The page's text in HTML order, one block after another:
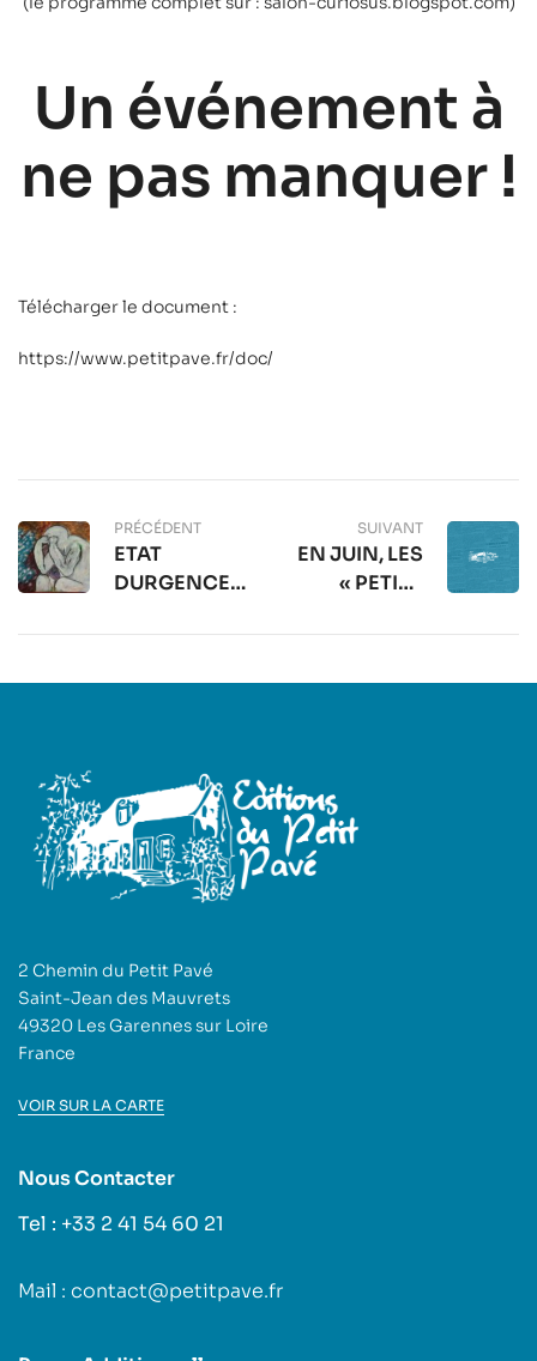
Un événement à
ne pas manquer !
Télécharger le document :
https://www.petitpave.fr/doc/
PRÉCÉDENT
ETAT
DURGENCE…
PAPYR…
SUIVANT
EN JUIN, LES
« PETITS
PARIS
2 Chemin du Petit Pavé
Saint-Jean des Mauvrets
49320 Les Garennes sur Loire
France
VOIR SUR LA CARTE
Nous Contacter
Tel : +33 2 41 54 60 21
Mail : contact@petitpave.fr